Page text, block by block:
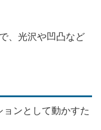
、光沢や凹凸など
ンとして動かすた